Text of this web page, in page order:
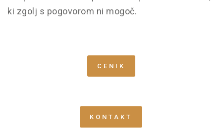
ki zgolj s pogovorom ni mogoč.
CENIK
KONTAKT